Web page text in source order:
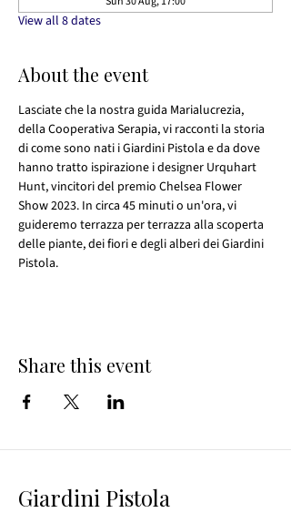
View all 8 dates
About the event
Lasciate che la nostra guida Marialucrezia,
della Cooperativa Serapia, vi racconti la storia
di come sono nati i Giardini Pistola e da dove
hanno tratto ispirazione i designer Urquhart
Hunt, vincitori del premio Chelsea Flower
Show 2023. In circa 45 minuti o un'ora, vi
guideremo terrazza per terrazza alla scoperta
delle piante, dei fiori e degli alberi dei Giardini
Pistola.
Share this event
Giardini Pistola